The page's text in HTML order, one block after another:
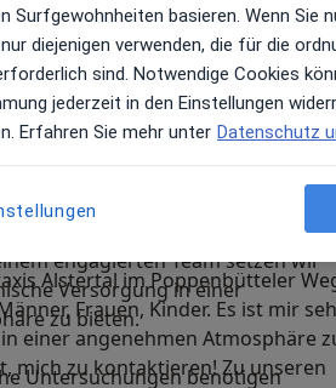
in unserer urologischen
biete ich Ihnen eine umfassende
und der männlichen
modernen Diagnose- und
Ansatz stehe ich Ihnen in
engagierten Team setzen wir
Versorgung in einer
zu bieten.
Untersuchungen benötigen
Alstertal im Poppenbütteler
Frauen, Kinder. Es ist mir
einer angenehmen Atmosphäre
mich zu kontaktieren! Zu unseren
Surfgewohnheiten basieren. Wenn Sie
diejenigen verwenden, die für die
sind. Notwendige Cookies
jederzeit in den Einstellungen
Erfahren Sie mehr unter Datenschutz